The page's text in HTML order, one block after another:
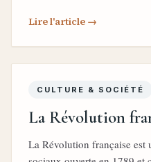
Lire l'article →
CULTURE & SOCIÉTÉ
La Révolution
La Révolution française est